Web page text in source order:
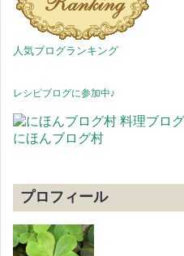
人気ブログランキング
レシピブログに参加中♪
にほんブログ村
プロフィール